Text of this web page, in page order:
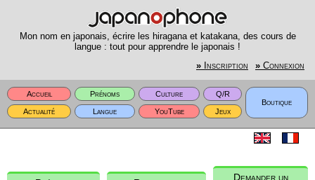
Mon nom en japonais, écrire les hiragana et katakana, des cours de
langue : tout pour apprendre le japonais !
» Inscription » Connexion
Accueil Prénoms Culture
Q/R
Boutique
Actualité
Langue YouTube Jeux
Demander un